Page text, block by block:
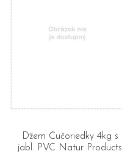
Džem Čučoriedky 4kg s
jabl. PVC Natur Products